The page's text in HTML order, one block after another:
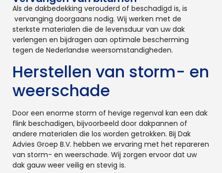
Als de dakbedekking verouderd of beschadigd is, is
vervanging doorgaans nodig. Wij werken met de
sterkste materialen die de levensduur van uw dak
verlengen en bijdragen aan optimale bescherming
tegen de Nederlandse weersomstandigheden.
Herstellen van storm- en
weerschade
Door een enorme storm of hevige regenval kan een dak
flink beschadigen, bijvoorbeeld door dakpannen of
andere materialen die los worden getrokken. Bij Dak
Advies Groep B.V. hebben we ervaring met het repareren
van storm- en weerschade. Wij zorgen ervoor dat uw
dak gauw weer veilig en stevig is.